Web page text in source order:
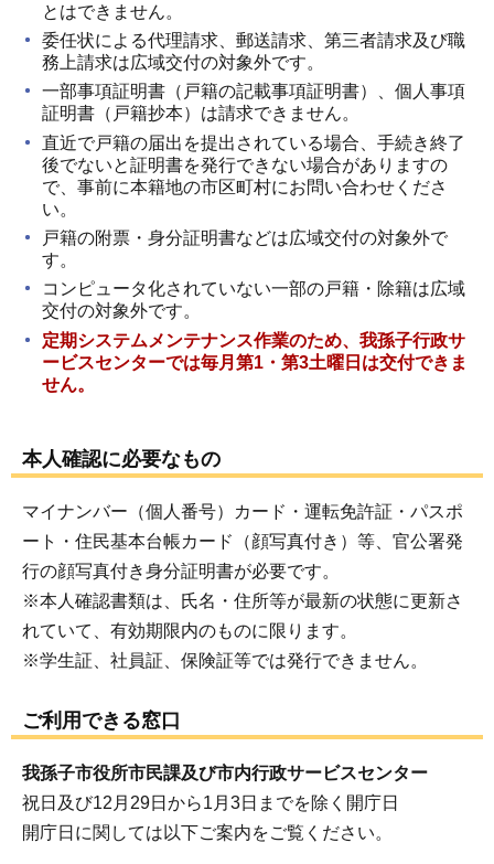
とはできません。
委任状による代理請求、郵送請求、第三者請求及び職
務上請求は広域交付の対象外です。
一部事項証明書（戸籍の記載事項証明書）、個人事項
証明書（戸籍抄本）は請求できません。
直近で戸籍の届出を提出されている場合、手続き終了
後でないと証明書を発行できない場合がありますの
で、事前に本籍地の市区町村にお問い合わせくださ
い。
戸籍の附票・身分証明書などは広域交付の対象外で
す。
コンピュータ化されていない一部の戸籍・除籍は広域
交付の対象外です。
定期システムメンテナンス作業のため、我孫子行政サ
ービスセンターでは毎月第1・第3土曜日は交付できま
せん。
本人確認に必要なもの
マイナンバー（個人番号）カード・運転免許証・パスポ
ート・住民基本台帳カード（顔写真付き）等、官公署発
行の顔写真付き身分証明書が必要です。
※本人確認書類は、氏名・住所等が最新の状態に更新さ
れていて、有効期限内のものに限ります。
※学生証、社員証、保険証等では発行できません。
ご利用できる窓口
我孫子市役所市民課及び市内行政サービスセンター
祝日及び12月29日から1月3日までを除く開庁日
開庁日に関しては以下ご案内をご覧ください。